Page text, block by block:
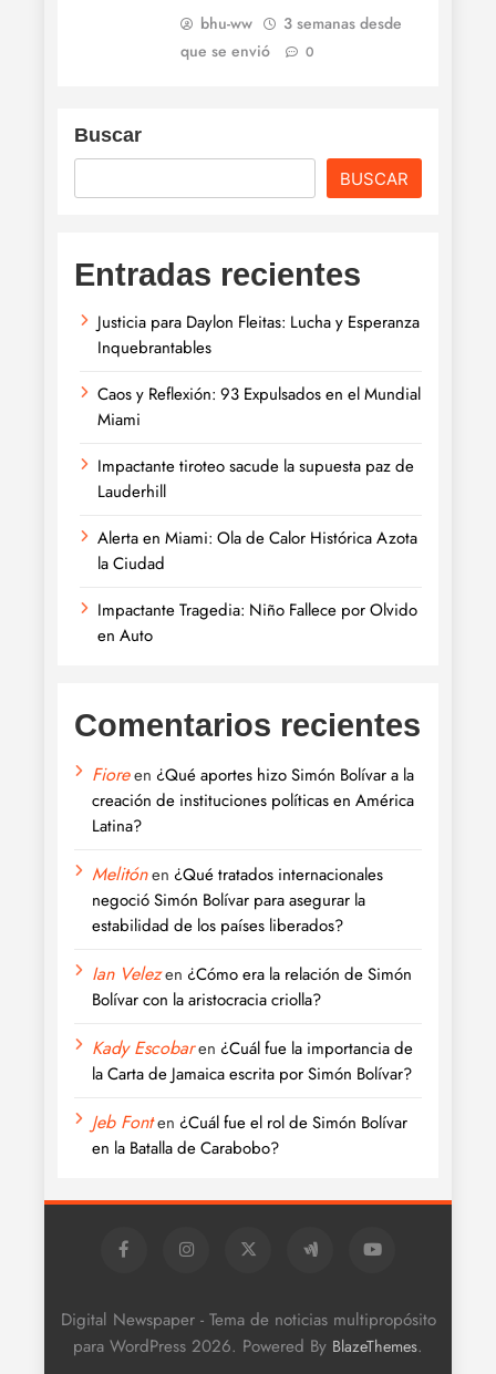
bhu-ww
3 semanas desde
que se envió
0
Buscar
BUSCAR
Entradas recientes
Justicia para Daylon Fleitas: Lucha y Esperanza
Inquebrantables
Caos y Reflexión: 93 Expulsados en el Mundial
Miami
Impactante tiroteo sacude la supuesta paz de
Lauderhill
Alerta en Miami: Ola de Calor Histórica Azota
la Ciudad
Impactante Tragedia: Niño Fallece por Olvido
en Auto
Comentarios recientes
Fioreen ¿Qué aportes hizo Simón Bolívar a la
creación de instituciones políticas en América
Latina?
Melitónen ¿Qué tratados internacionales
negoció Simón Bolívar para asegurar la
estabilidad de los países liberados?
Ian Velezen ¿Cómo era la relación de Simón
Bolívar con la aristocracia criolla?
Kady Escobaren ¿Cuál fue la importancia de
la Carta de Jamaica escrita por Simón Bolívar?
Jeb Fonten ¿Cuál fue el rol de Simón Bolívar
en la Batalla de Carabobo?
Digital Newspaper - Tema de noticias multipropósito
para WordPress 2026. Powered By BlazeThemes.